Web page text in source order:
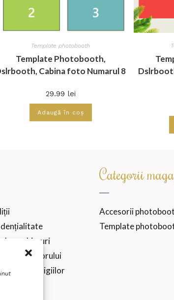
Template photobooth
Template Photobooth,
Cabina foto Numarul 8
29.99 lei
Adaugă în coș
cookie-uri
consumatorului
online a litigiilor
Categorii
Accesorii
Template